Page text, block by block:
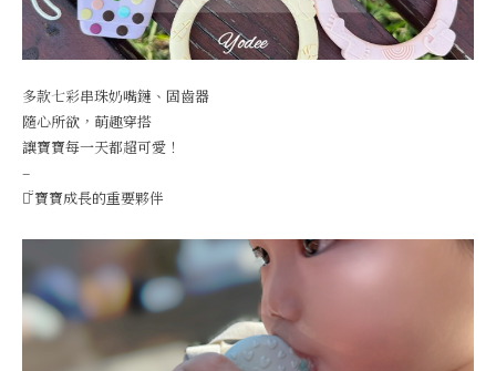
多款七彩串珠奶嘴鏈、固齒器
隨心所欲，萌趣穿搭
讓寶寶每一天都超可愛！
–
♡̆̈ 寶寶成長的重要夥伴